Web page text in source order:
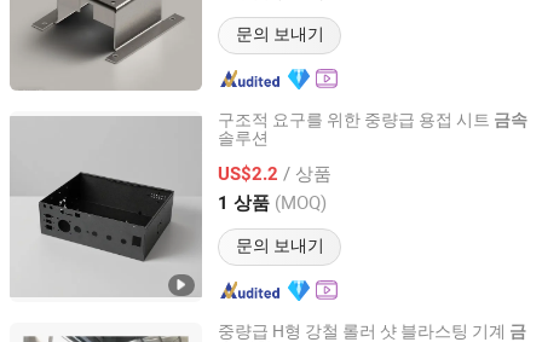
문의 보내기
구조적 요구를 위한 중량급 용접 시트 금속
솔루션
US$2.2 / 상품
1 상품 (MOQ)
문의 보내기
Zhuhai Shengwo Machinery Technology Co., Ltd.
Guangdong, China 이후 2023
중량급 H형 강철 롤러 샷 블라스팅 기계 금